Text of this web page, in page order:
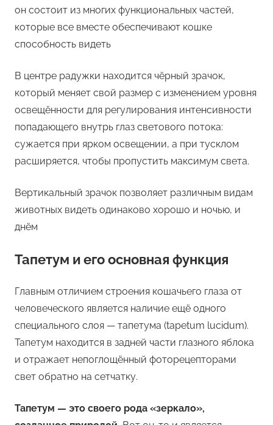
он состоит из многих функциональных частей,
которые все вместе обеспечивают кошке
способность видеть
В центре радужки находится чёрный зрачок,
который меняет свой размер с изменением уровня
освещённости для регулирования интенсивности
попадающего внутрь глаз светового потока:
сужается при ярком освещении, а при тусклом
расширяется, чтобы пропустить максимум света.
Вертикальный зрачок позволяет различным видам
животных видеть одинаково хорошо и ночью, и
днём
Тапетум и его основная функция
Главным отличием строения кошачьего глаза от
человеческого является наличие ещё одного
специального слоя — тапетума (tapetum lucidum).
Тапетум находится в задней части глазного яблока
и отражает непоглощённый фоторецепторами
свет обратно на сетчатку.
Тапетум — это своего рода «зеркало»,